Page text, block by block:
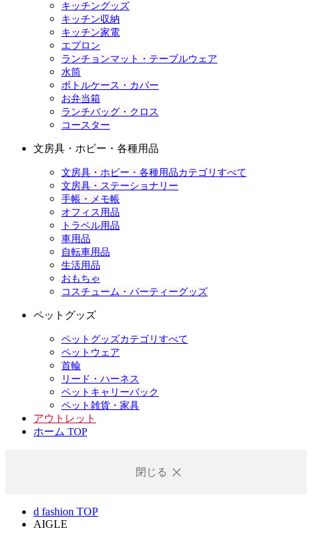
キッチングッズ
キッチン収納
キッチン家電
エプロン
ランチョンマット・テーブルウェア
水筒
ボトルケース・カバー
お弁当箱
ランチバッグ・クロス
コースター
文房具・ホビー・各種用品
文房具・ホビー・各種用品カテゴリすべて
文房具・ステーショナリー
手帳・メモ帳
オフィス用品
トラベル用品
車用品
自転車用品
生活用品
おもちゃ
コスチューム・パーティーグッズ
ペットグッズ
ペットグッズカテゴリすべて
ペットウェア
首輪
リード・ハーネス
ペットキャリーバック
ペット雑貨・家具
アウトレット
ホーム TOP
閉じる
d fashion TOP
AIGLE